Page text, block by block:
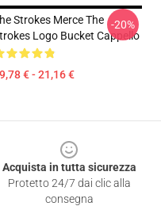
Strokes Merce The
Logo Bucket Cappello
€ - 21,16 €
-20%
Acquista in tutta sicurezza
Protetto 24/7 dai clic alla
consegna